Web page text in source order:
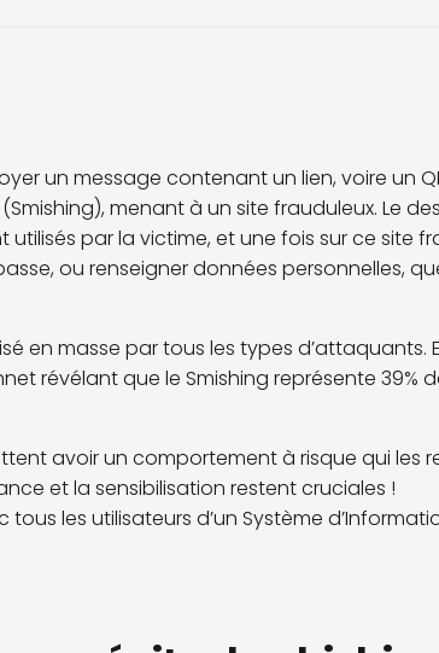
un message contenantun lien, voire un
menant à un site frauduleux. Le
par la victime, et une fois sur ce site
ou renseigner données personnelles,
en masse par tous les types d’attaquants.
révélant que le Smishing représente 39%
avoir un comportement à risque qui les
et la sensibilisation restent cruciales !
les utilisateurs d’un Système